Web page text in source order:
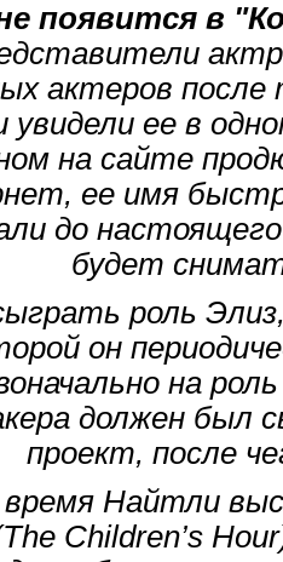
появится в
актеров
увидели ее в
на сайте
ее имя
до
будет
роль
он
на
должен был
проект, после
Найтли
Children’s